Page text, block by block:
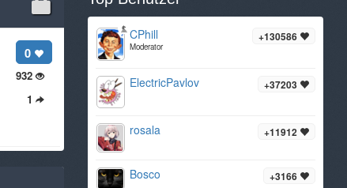
0
932
1
+130586
CPhill
Moderator
+37203
ElectricPavlov
+11912
rosala
+3166
Bosco